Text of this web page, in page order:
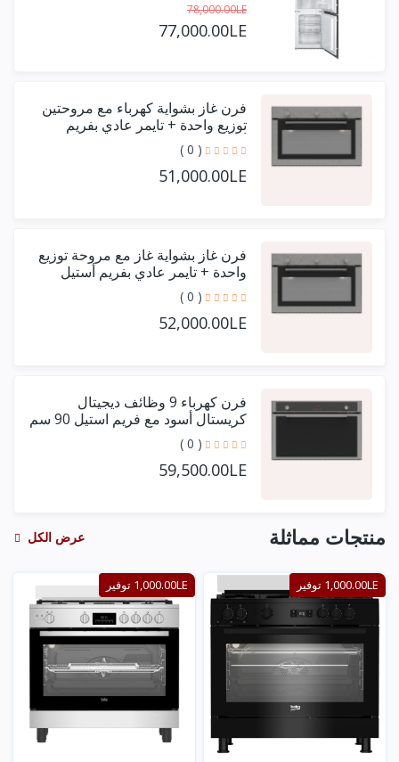
78,000.00LE
77,000.00LE
فرن غاز بشواية كهرباء مع مروحتين
توزيع واحدة + تايمر عادي بفريم
أستيل حرف يو 90 سم
( 0 )
51,000.00LE
فرن غاز بشواية غاز مع مروحة توزيع
واحدة + تايمر عادي بفريم أستيل
حرف يو 90 سم
( 0 )
52,000.00LE
فرن كهرباء 9 وظائف ديجيتال
كريستال أسود مع فريم استيل 90 سم
+ مروحتين توزيع
( 0 )
59,500.00LE
منتجات مماثلة عرض الكل
1,000.00LE توفير 1,000.00LE توفير